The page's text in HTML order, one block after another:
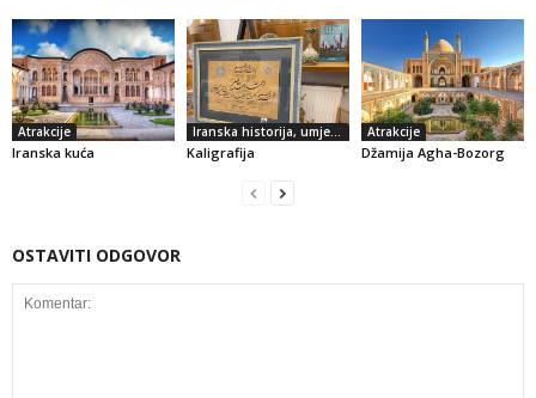
Atrakcije
Iranska kuća
Iranska historija, umjetnost i kultura
Kaligrafija
Atrakcije
Džamija Agha-Bozorg
OSTAVITI ODGOVOR